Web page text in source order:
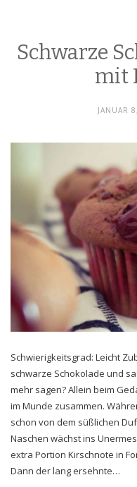
Schwarze
mit
JANUAR
Schwierigkeitsgrad: Leicht
schwarze Schokolade und
mehr sagen? Allein beim
im Munde zusammen.
schon von dem süßlichen
Naschen wächst ins
extra Portion Kirschnote in
Dann der lang ersehnte…